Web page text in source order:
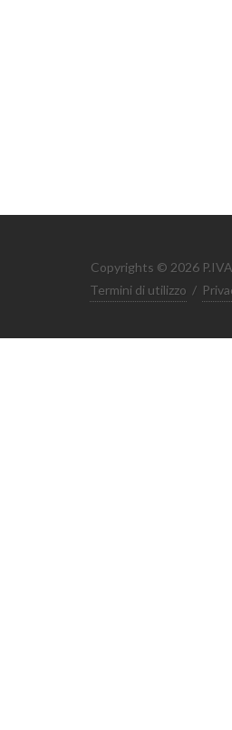
Copyrights © 2026
Termini di utilizzo /